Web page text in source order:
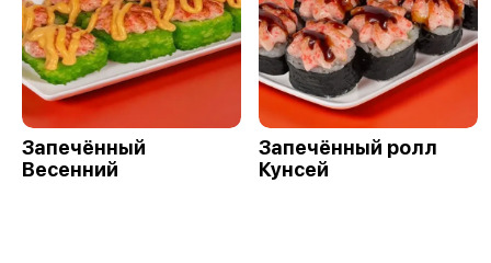
Запечённый
Весенний
Запечённый ролл
Кунсей